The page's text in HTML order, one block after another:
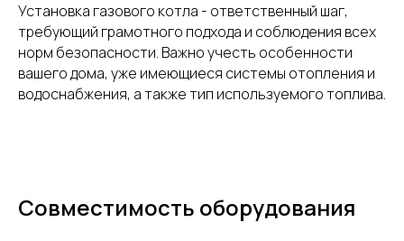
Установка газового котла - ответственный шаг,
требующий грамотного подхода и соблюдения всех
норм безопасности. Важно учесть особенности
вашего дома, уже имеющиеся системы отопления и
водоснабжения, а также тип используемого топлива.
Совместимость оборудования